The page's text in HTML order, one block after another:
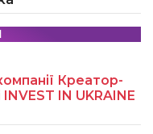
Креатор-
IN UKRAINE